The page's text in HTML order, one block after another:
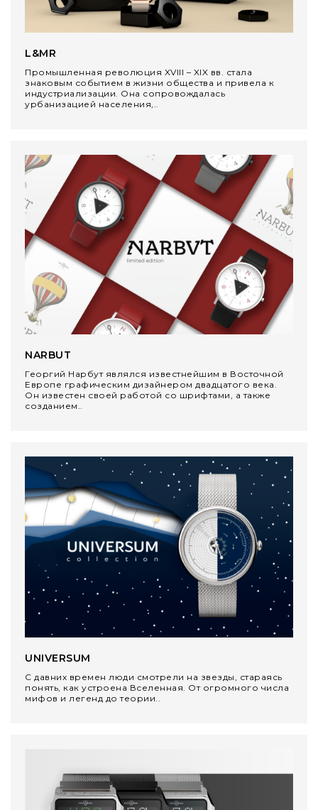
L&MR
Промышленная революция XVIII – XIX вв. стала
знаковым событием в жизни общества и привела к
индустриализации. Она сопровождалась
урбанизацией населения,..
NARBUT
Георгий Нарбут являлся известнейшим в Восточной
Европе графическим дизайнером двадцатого века.
Он известен своей работой со шрифтами, а также
созданием..
UNIVERSUM
С давних времен люди смотрели на звезды, стараясь
понять, как устроена Вселенная. От огромного числа
мифов и легенд до теории..
GREEN SCREEN